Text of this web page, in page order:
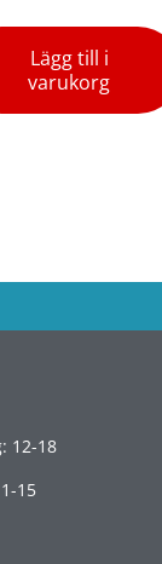
Lägg till i
varukorg
12-18
15